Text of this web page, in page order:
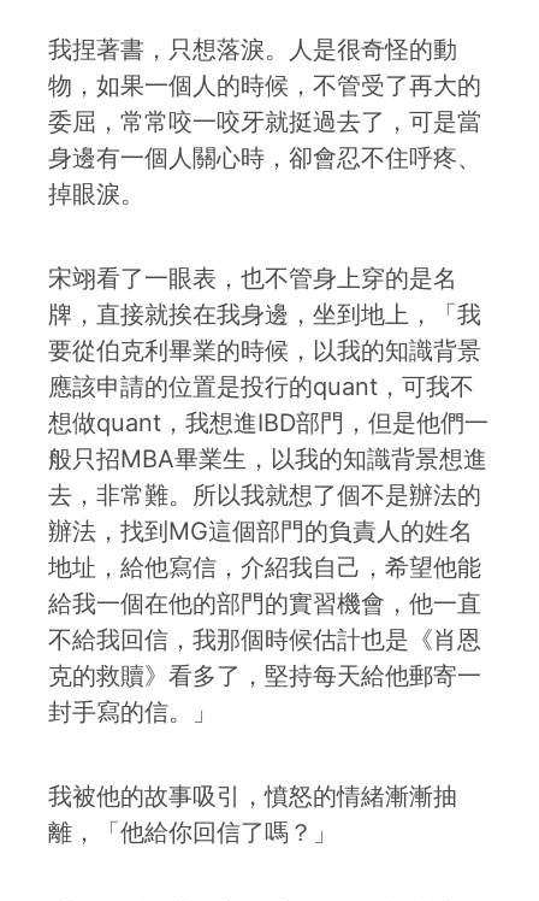
我捏著書，只想落淚。人是很奇怪的動
物，如果一個人的時候，不管受了再大的
委屈，常常咬一咬牙就挺過去了，可是當
身邊有一個人關心時，卻會忍不住呼疼、
掉眼淚。
宋翊看了一眼表，也不管身上穿的是名
牌，直接就挨在我身邊，坐到地上，「我
要從伯克利畢業的時候，以我的知識背景
應該申請的位置是投行的quant，可我不
想做quant，我想進IBD部門，但是他們一
般只招MBA畢業生，以我的知識背景想進
去，非常難。所以我就想了個不是辦法的
辦法，找到MG這個部門的負責人的姓名
地址，給他寫信，介紹我自己，希望他能
給我一個在他的部門的實習機會，他一直
不給我回信，我那個時候估計也是《肖恩
克的救贖》看多了，堅持每天給他郵寄一
封手寫的信。」
我被他的故事吸引，憤怒的情緒漸漸抽
離，「他給你回信了嗎？」